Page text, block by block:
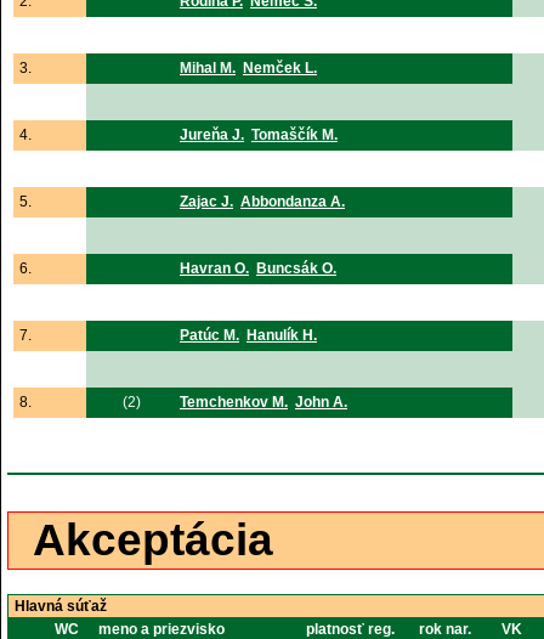
3. Mihal M. Nemček L.
4. Jureňa J. Tomaščík M.
5. Zajac J. Abbondanza A.
6. Havran O. Buncsák O.
7. Patúc M. Hanulík H.
8. (2) Temchenkov M. John A.
Akceptácia
Hlavná súťaž
WC
meno a priezvisko platnosť reg. rok nar.
VK